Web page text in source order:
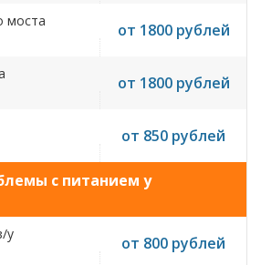
моста от 1800 рублей
от 1800 рублей
от 850 рублей
с питанием у
у от 800 рублей